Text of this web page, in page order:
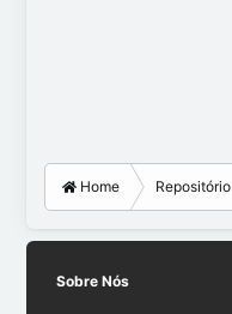
Home Repositório
Sobre Nós